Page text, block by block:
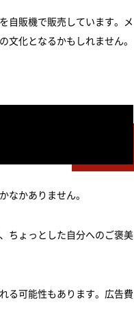
自販機で販売しています。メ
化となるかもしれません。
かありません。
ちょっとした自分へのご褒美
る可能性もあります。広告費